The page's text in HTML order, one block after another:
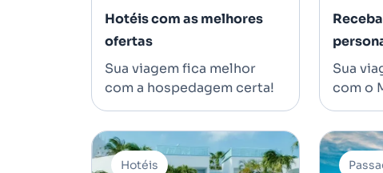
Hotéis com as melhores
ofertas
Sua viagem fica melhor
com a hospedagem certa!
Sua
com o
Hotéis